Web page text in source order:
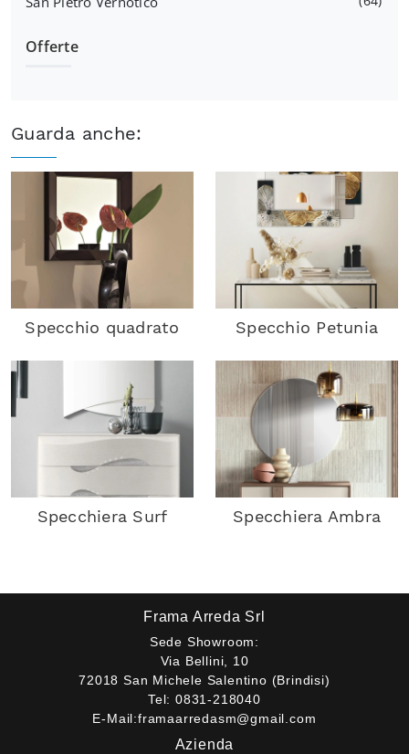
Offerte
Guarda anche:
Specchio quadrato Specchio Petunia
Specchiera Surf Specchiera Ambra
Frama Arreda Srl
Sede Showroom:
Via Bellini, 10
72018 San Michele Salentino (Brindisi)
Tel: 0831-218040
E-Mail:framaarredasm@gmail.com
Azienda